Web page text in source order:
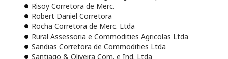
Risoy Corretora de Merc.
Robert Daniel Corretora
Rocha Corretora de Merc. Ltda
Rural Assessoria e Commodities Agricolas Ltda
Sandias Corretora de Commodities Ltda
Santiago & Oliveira Com. e Ind. Ltda